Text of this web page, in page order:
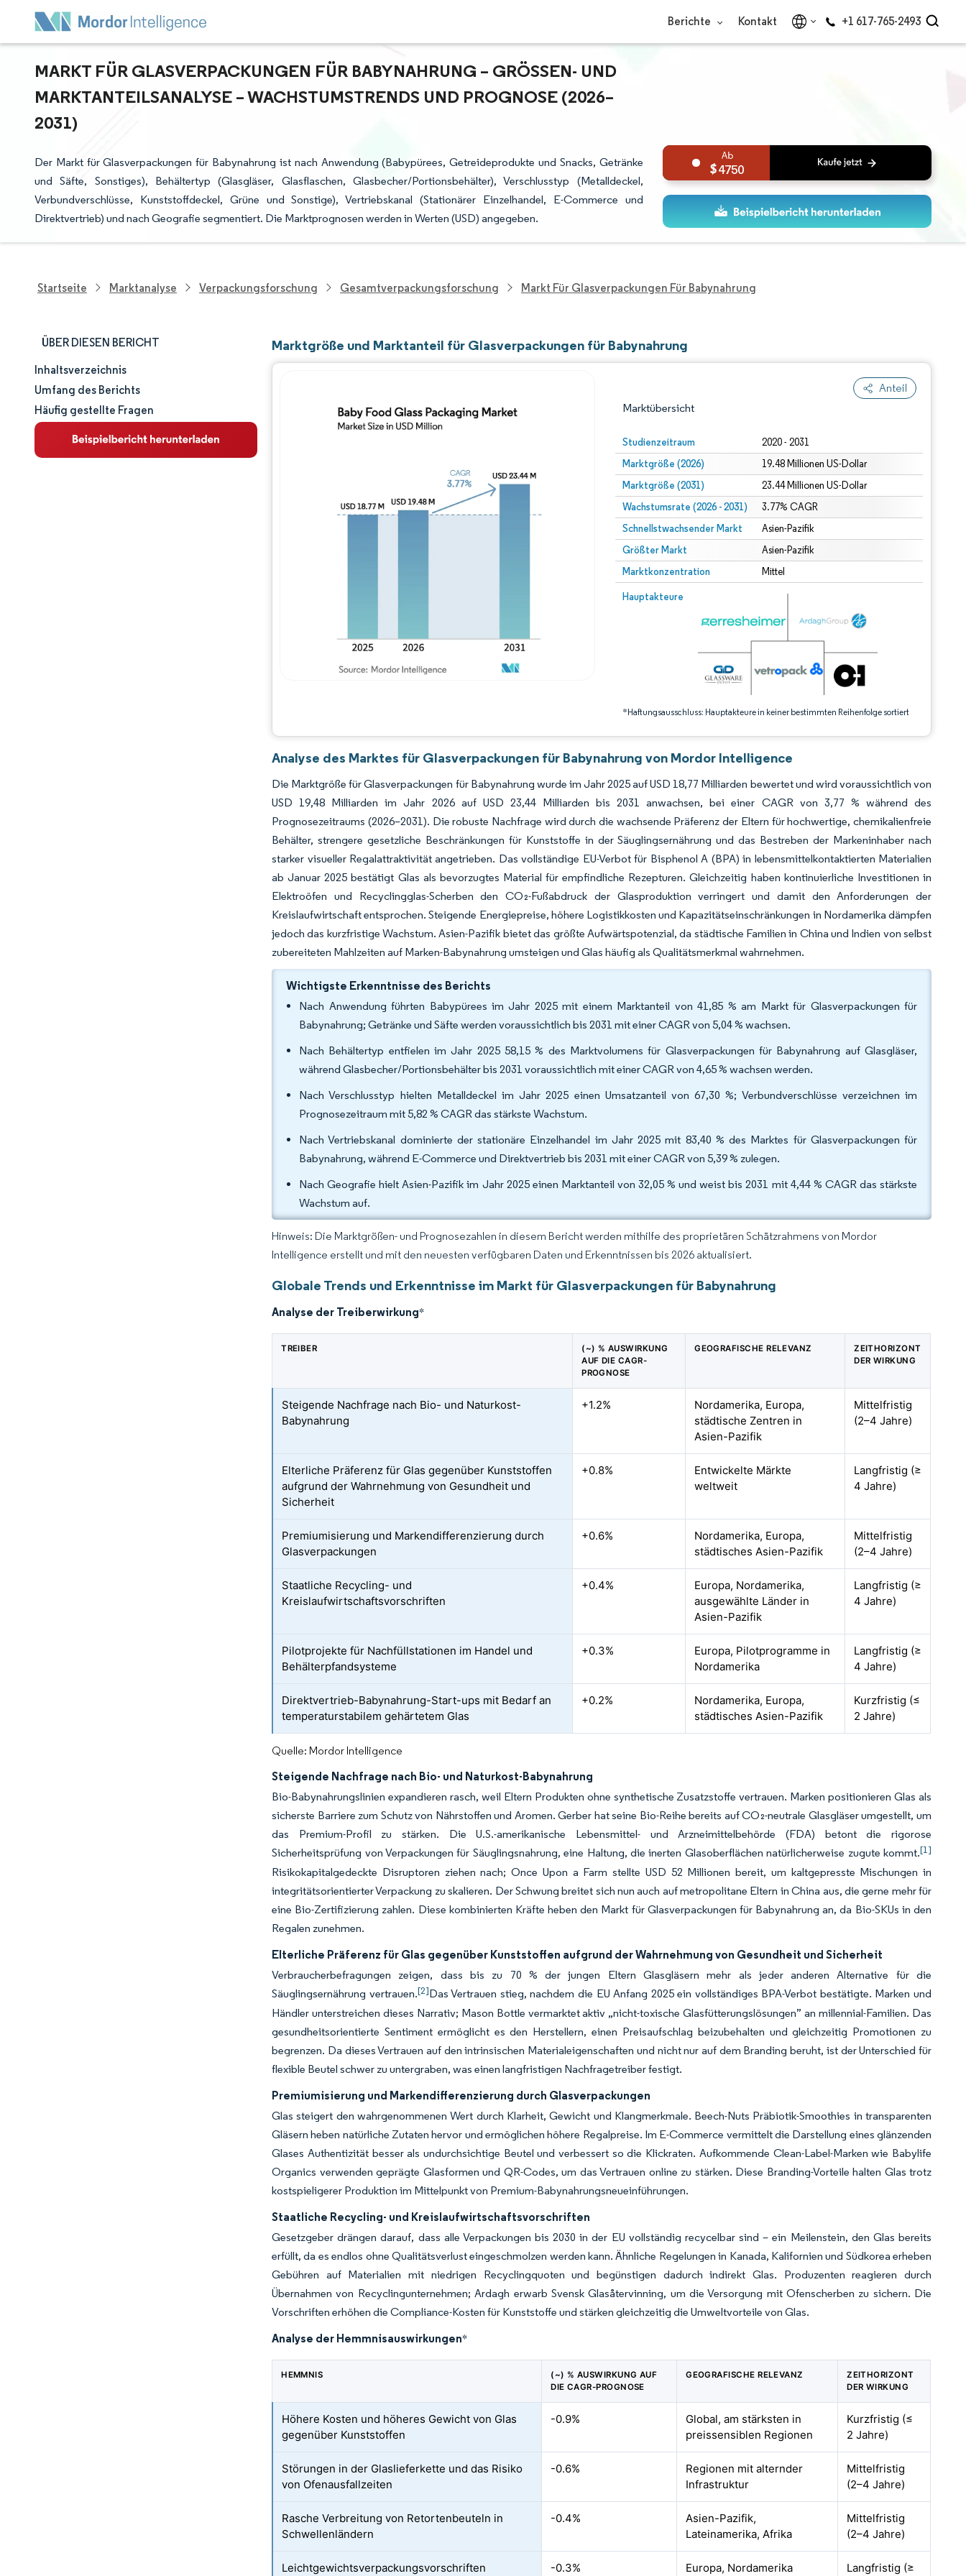
Berichte Kontakt +1 617-765-2493
MARKT FÜR GLASVERPACKUNGEN FÜR BABYNAHRUNG – GRÖSSEN- UND M
ARKTANTEILSANALYSE – WACHSTUMSTRENDS UND PROGNOSE (2026–2
031)
Der Markt für Glasverpackungen für Babynahrung ist nach Anwendung (Babypürees, Getreideprodukte und Snacks, Getränke
und Säfte, Sonstiges), Behältertyp (Glasgläser, Glasflaschen, Glasbecher/Portionsbehälter), Verschlusstyp (Metalldeckel,
Verbundverschlüsse, Kunststoffdeckel, Grüne und Sonstige), Vertriebskanal (Stationärer Einzelhandel, E-Commerce und
Direktvertrieb) und nach Geografie segmentiert. Die Marktprognosen werden in Werten (USD) angegeben.
4750
Startseite Marktanalyse Verpackungsforschung Gesamtverpackungsforschung Markt Für Glasverpackungen Für Babynahrung
ÜBER DIESEN BERICHT
Marktgröße und -anteil
Marktanalyse
Trends und Einblicke
Inhaltsverzeichnis
Umfang des Berichts
Häufig gestellte Fragen
Marktgröße und Marktanteil für Glasverpackungen für Babynahrung
Anteil
Marktübersicht
Studienzeitraum 2020 - 2031
Marktgröße (2026) 19.48 Millionen US-Dollar
Marktgröße (2031) 23.44 Millionen US-Dollar
Wachstumsrate (2026 - 2031) 3.77% CAGR
Schnellstwachsender Markt Asien-Pazifik
Größter Markt Asien-Pazifik
Marktkonzentration Mittel
Hauptakteure
*Haftungsausschluss: Hauptakteure in keiner bestimmten Reihenfolge sortiert
Bild © Mordor Intelligence. Wiederverwendung erfordert Namensnennung gemäß CC BY 4.0.
Bild © Mordor Intelligence. Wiederverwendung erfordert Namensnennung gemäß CC BY 4.0.
Analyse des Marktes für Glasverpackungen für Babynahrung von Mordor Intelligence
Die Marktgröße für Glasverpackungen für Babynahrung wurde im Jahr 2025 auf USD 18,77 Milliarden bewertet und wird voraussichtlich von
USD 19,48 Milliarden im Jahr 2026 auf USD 23,44 Milliarden bis 2031 anwachsen, bei einer CAGR von 3,77 % während des
Prognosezeitraums (2026–2031). Die robuste Nachfrage wird durch die wachsende Präferenz der Eltern für hochwertige, chemikalienfreie
Behälter, strengere gesetzliche Beschränkungen für Kunststoffe in der Säuglingsernährung und das Bestreben der Markeninhaber nach
starker visueller Regalattraktivität angetrieben. Das vollständige EU-Verbot für Bisphenol A (BPA) in lebensmittelkontaktierten Materialien
ab Januar 2025 bestätigt Glas als bevorzugtes Material für empfindliche Rezepturen. Gleichzeitig haben kontinuierliche Investitionen in
Elektroöfen und Recyclingglas-Scherben den CO₂-Fußabdruck der Glasproduktion verringert und damit den Anforderungen der
Kreislaufwirtschaft entsprochen. Steigende Energiepreise, höhere Logistikkosten und Kapazitätseinschränkungen in Nordamerika dämpfen
jedoch das kurzfristige Wachstum. Asien-Pazifik bietet das größte Aufwärtspotenzial, da städtische Familien in China und Indien von selbst
zubereiteten Mahlzeiten auf Marken-Babynahrung umsteigen und Glas häufig als Qualitätsmerkmal wahrnehmen.
Wichtigste Erkenntnisse des Berichts
Nach Anwendung führten Babypürees im Jahr 2025 mit einem Marktanteil von 41,85 % am Markt für Glasverpackungen für
Babynahrung; Getränke und Säfte werden voraussichtlich bis 2031 mit einer CAGR von 5,04 % wachsen.
Nach Behältertyp entfielen im Jahr 2025 58,15 % des Marktvolumens für Glasverpackungen für Babynahrung auf Glasgläser,
während Glasbecher/Portionsbehälter bis 2031 voraussichtlich mit einer CAGR von 4,65 % wachsen werden.
Nach Verschlusstyp hielten Metalldeckel im Jahr 2025 einen Umsatzanteil von 67,30 %; Verbundverschlüsse verzeichnen im
Prognosezeitraum mit 5,82 % CAGR das stärkste Wachstum.
Nach Vertriebskanal dominierte der stationäre Einzelhandel im Jahr 2025 mit 83,40 % des Marktes für Glasverpackungen für
Babynahrung, während E-Commerce und Direktvertrieb bis 2031 mit einer CAGR von 5,39 % zulegen.
Nach Geografie hielt Asien-Pazifik im Jahr 2025 einen Marktanteil von 32,05 % und weist bis 2031 mit 4,44 % CAGR das stärkste
Wachstum auf.
Hinweis: Die Marktgrößen- und Prognosezahlen in diesem Bericht werden mithilfe des proprietären Schätzrahmens von Mordor
Intelligence erstellt und mit den neuesten verfügbaren Daten und Erkenntnissen bis 2026 aktualisiert.
Globale Trends und Erkenntnisse im Markt für Glasverpackungen für Babynahrung
Analyse der Treiberwirkung*
TREIBER
(~) % AUSWIRKUNG
AUF DIE CAGR-
PROGNOSE
GEOGRAFISCHE RELEVANZ
ZEITHORIZONT
DER WIRKUNG
Steigende Nachfrage nach Bio- und Naturkost-
Babynahrung
+1.2%
Nordamerika, Europa,
städtische Zentren in
Asien-Pazifik
Mittelfristig
(2–4 Jahre)
Elterliche Präferenz für Glas gegenüber Kunststoffen
aufgrund der Wahrnehmung von Gesundheit und
Sicherheit
+0.8%
Entwickelte Märkte
weltweit
Langfristig (≥
4 Jahre)
Premiumisierung und Markendifferenzierung durch
Glasverpackungen
+0.6%
Nordamerika, Europa,
städtisches Asien-Pazifik
Mittelfristig
(2–4 Jahre)
Staatliche Recycling- und
Kreislaufwirtschaftsvorschriften
+0.4%
Europa, Nordamerika,
ausgewählte Länder in
Asien-Pazifik
Langfristig (≥
4 Jahre)
Pilotprojekte für Nachfüllstationen im Handel und
Behälterpfandsysteme
+0.3%
Europa, Pilotprogramme in
Nordamerika
Langfristig (≥
4 Jahre)
Direktvertrieb-Babynahrung-Start-ups mit Bedarf an
temperaturstabilem gehärtetem Glas
+0.2%
Nordamerika, Europa,
städtisches Asien-Pazifik
Kurzfristig (≤
2 Jahre)
Quelle: Mordor Intelligence
Steigende Nachfrage nach Bio- und Naturkost-Babynahrung
Bio-Babynahrungslinien expandieren rasch, weil Eltern Produkten ohne synthetische Zusatzstoffe vertrauen. Marken positionieren Glas als
sicherste Barriere zum Schutz von Nährstoffen und Aromen. Gerber hat seine Bio-Reihe bereits auf CO₂-neutrale Glasgläser umgestellt, um
das Premium-Profil zu stärken. Die U.S.-amerikanische Lebensmittel- und Arzneimittelbehörde (FDA) betont die rigorose
Sicherheitsprüfung von Verpackungen für Säuglingsnahrung, eine Haltung, die inerten Glasoberflächen natürlicherweise zugute kommt.[1]
Risikokapitalgedeckte Disruptoren ziehen nach; Once Upon a Farm stellte USD 52 Millionen bereit, um kaltgepresste Mischungen in
integritätsorientierter Verpackung zu skalieren. Der Schwung breitet sich nun auch auf metropolitane Eltern in China aus, die gerne mehr für
eine Bio-Zertifizierung zahlen. Diese kombinierten Kräfte heben den Markt für Glasverpackungen für Babynahrung an, da Bio-SKUs in den
Regalen zunehmen.
Elterliche Präferenz für Glas gegenüber Kunststoffen aufgrund der Wahrnehmung von Gesundheit und Sicherheit
Verbraucherbefragungen zeigen, dass bis zu 70 % der jungen Eltern Glasgläsern mehr als jeder anderen Alternative für die
Säuglingsernährung vertrauen.[2]Das Vertrauen stieg, nachdem die EU Anfang 2025 ein vollständiges BPA-Verbot bestätigte. Marken und
Händler unterstreichen dieses Narrativ; Mason Bottle vermarktet aktiv „nicht-toxische Glasfütterungslösungen” an millennial-Familien. Das
gesundheitsorientierte Sentiment ermöglicht es den Herstellern, einen Preisaufschlag beizubehalten und gleichzeitig Promotionen zu
begrenzen. Da dieses Vertrauen auf den intrinsischen Materialeigenschaften und nicht nur auf dem Branding beruht, ist der Unterschied für
flexible Beutel schwer zu untergraben, was einen langfristigen Nachfragetreiber festigt.
Premiumisierung und Markendifferenzierung durch Glasverpackungen
Glas steigert den wahrgenommenen Wert durch Klarheit, Gewicht und Klangmerkmale. Beech-Nuts Präbiotik-Smoothies in transparenten
Gläsern heben natürliche Zutaten hervor und ermöglichen höhere Regalpreise. Im E-Commerce vermittelt die Darstellung eines glänzenden
Glases Authentizität besser als undurchsichtige Beutel und verbessert so die Klickraten. Aufkommende Clean-Label-Marken wie Babylife
Organics verwenden geprägte Glasformen und QR-Codes, um das Vertrauen online zu stärken. Diese Branding-Vorteile halten Glas trotz
kostspieligerer Produktion im Mittelpunkt von Premium-Babynahrungsneueinführungen.
Staatliche Recycling- und Kreislaufwirtschaftsvorschriften
Gesetzgeber drängen darauf, dass alle Verpackungen bis 2030 in der EU vollständig recycelbar sind – ein Meilenstein, den Glas bereits
erfüllt, da es endlos ohne Qualitätsverlust eingeschmolzen werden kann. Ähnliche Regelungen in Kanada, Kalifornien und Südkorea erheben
Gebühren auf Materialien mit niedrigen Recyclingquoten und begünstigen dadurch indirekt Glas. Produzenten reagieren durch
Übernahmen von Recyclingunternehmen; Ardagh erwarb Svensk Glasåtervinning, um die Versorgung mit Ofenscherben zu sichern. Die
Vorschriften erhöhen die Compliance-Kosten für Kunststoffe und stärken gleichzeitig die Umweltvorteile von Glas.
Analyse der Hemmnisauswirkungen*
HEMMNIS
(~) % AUSWIRKUNG AUF
DIE CAGR-PROGNOSE
GEOGRAFISCHE RELEVANZ
ZEITHORIZONT
DER WIRKUNG
Höhere Kosten und höheres Gewicht von Glas
gegenüber Kunststoffen
-0.9%
Global, am stärksten in
preissensiblen Regionen
Kurzfristig (≤
2 Jahre)
Störungen in der Glaslieferkette und das Risiko
von Ofenausfallzeiten
-0.6%
Regionen mit alternder
Infrastruktur
Mittelfristig
(2–4 Jahre)
Rasche Verbreitung von Retortenbeuteln in
Schwellenländern
-0.4%
Asien-Pazifik,
Lateinamerika, Afrika
Mittelfristig
(2–4 Jahre)
Leichtgewichtsverpackungsvorschriften -0.3% Europa, Nordamerika Langfristig (≥